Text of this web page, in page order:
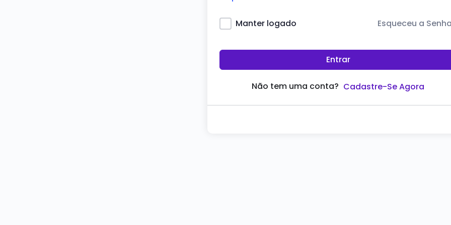
Manter logado Esqueceu a
Entrar
Não tem uma conta? Cadastre-Se Agora